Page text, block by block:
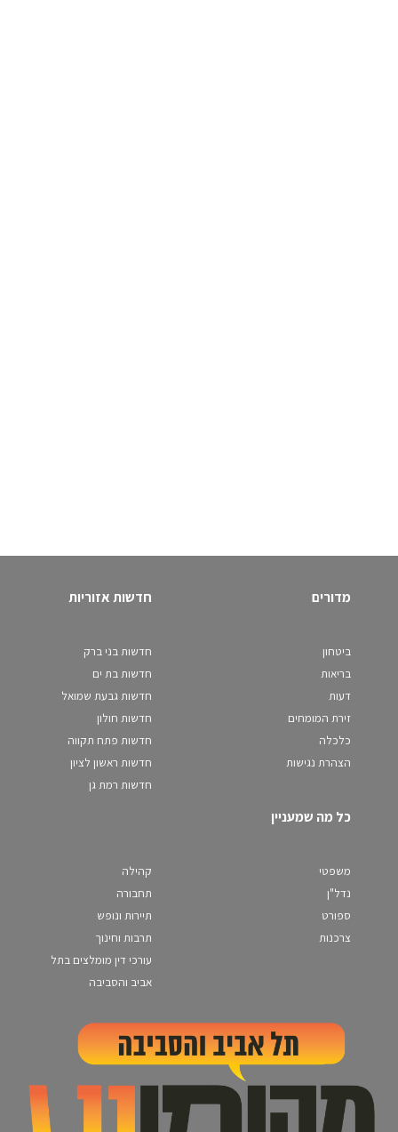
מדורים
ביטחון
בריאות
דעות
זירת המומחים
כלכלה
הצהרת נגישות
חדשות אזוריות
חדשות בני ברק
חדשות בת ים
חדשות גבעת שמואל
חדשות חולון
חדשות פתח תקווה
חדשות ראשון לציון
חדשות רמת גן
כל מה שמעניין
משפטי
נדל"ן
ספורט
צרכנות
קהילה
תחבורה
תיירות ונופש
תרבות וחינוך
עורכי דין מומלצים בתל
אביב והסביבה